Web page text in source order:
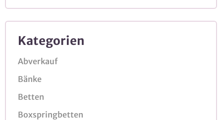
Kategorien
Abverkauf
Bänke
Betten
Boxspringbetten